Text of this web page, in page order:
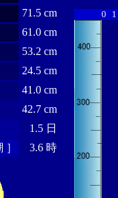
71.5 cm
61.0 cm
53.2 cm
24.5 cm
41.0 cm
42.7 cm
1.5 日
3.6 時
0 1